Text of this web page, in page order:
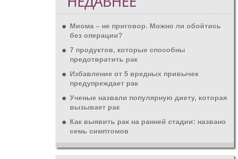
Миома – не приговор. Можно ли обойтись
без операции?
7 продуктов, которые способны
предотвратить рак
Избавление от 5 вредных привычек
предупреждает рак
Ученые назвали популярную диету, которая
вызывает рак
Как выявить рак на ранней стадии: названо
семь симптомов